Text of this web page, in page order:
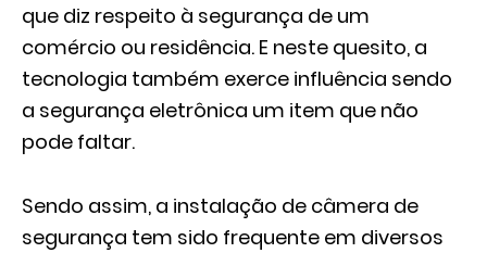
que diz respeito à segurança de um
comércio ou residência. E neste quesito, a
tecnologia também exerce influência sendo
a segurança eletrônica um item que não
pode faltar.
Sendo assim, a instalação de câmera de
segurança tem sido frequente em diversos